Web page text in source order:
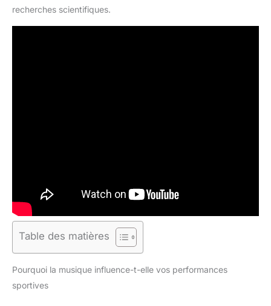
recherches scientifiques.
Table des matières
Pourquoi la musique influence-t-elle vos performances
sportives